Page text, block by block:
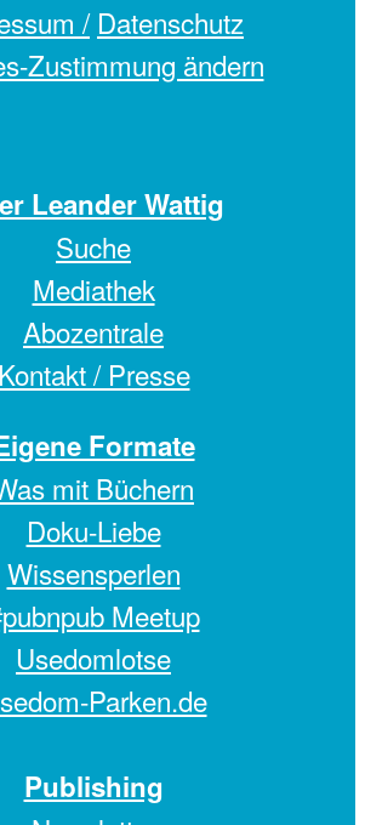
/ Datenschutz
Zustimmung ändern
Leander Wattig
Suche
Mediathek
Abozentrale
Kontakt / Presse
Formate
mit Büchern
Doku-Liebe
Wissensperlen
Meetup
Usedomlotse
Parken.de
Publishing